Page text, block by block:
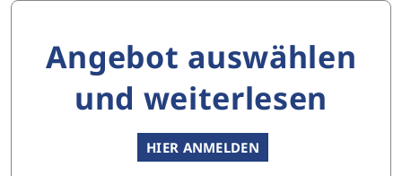
Angebot auswählen
und weiterlesen
HIER ANMELDEN